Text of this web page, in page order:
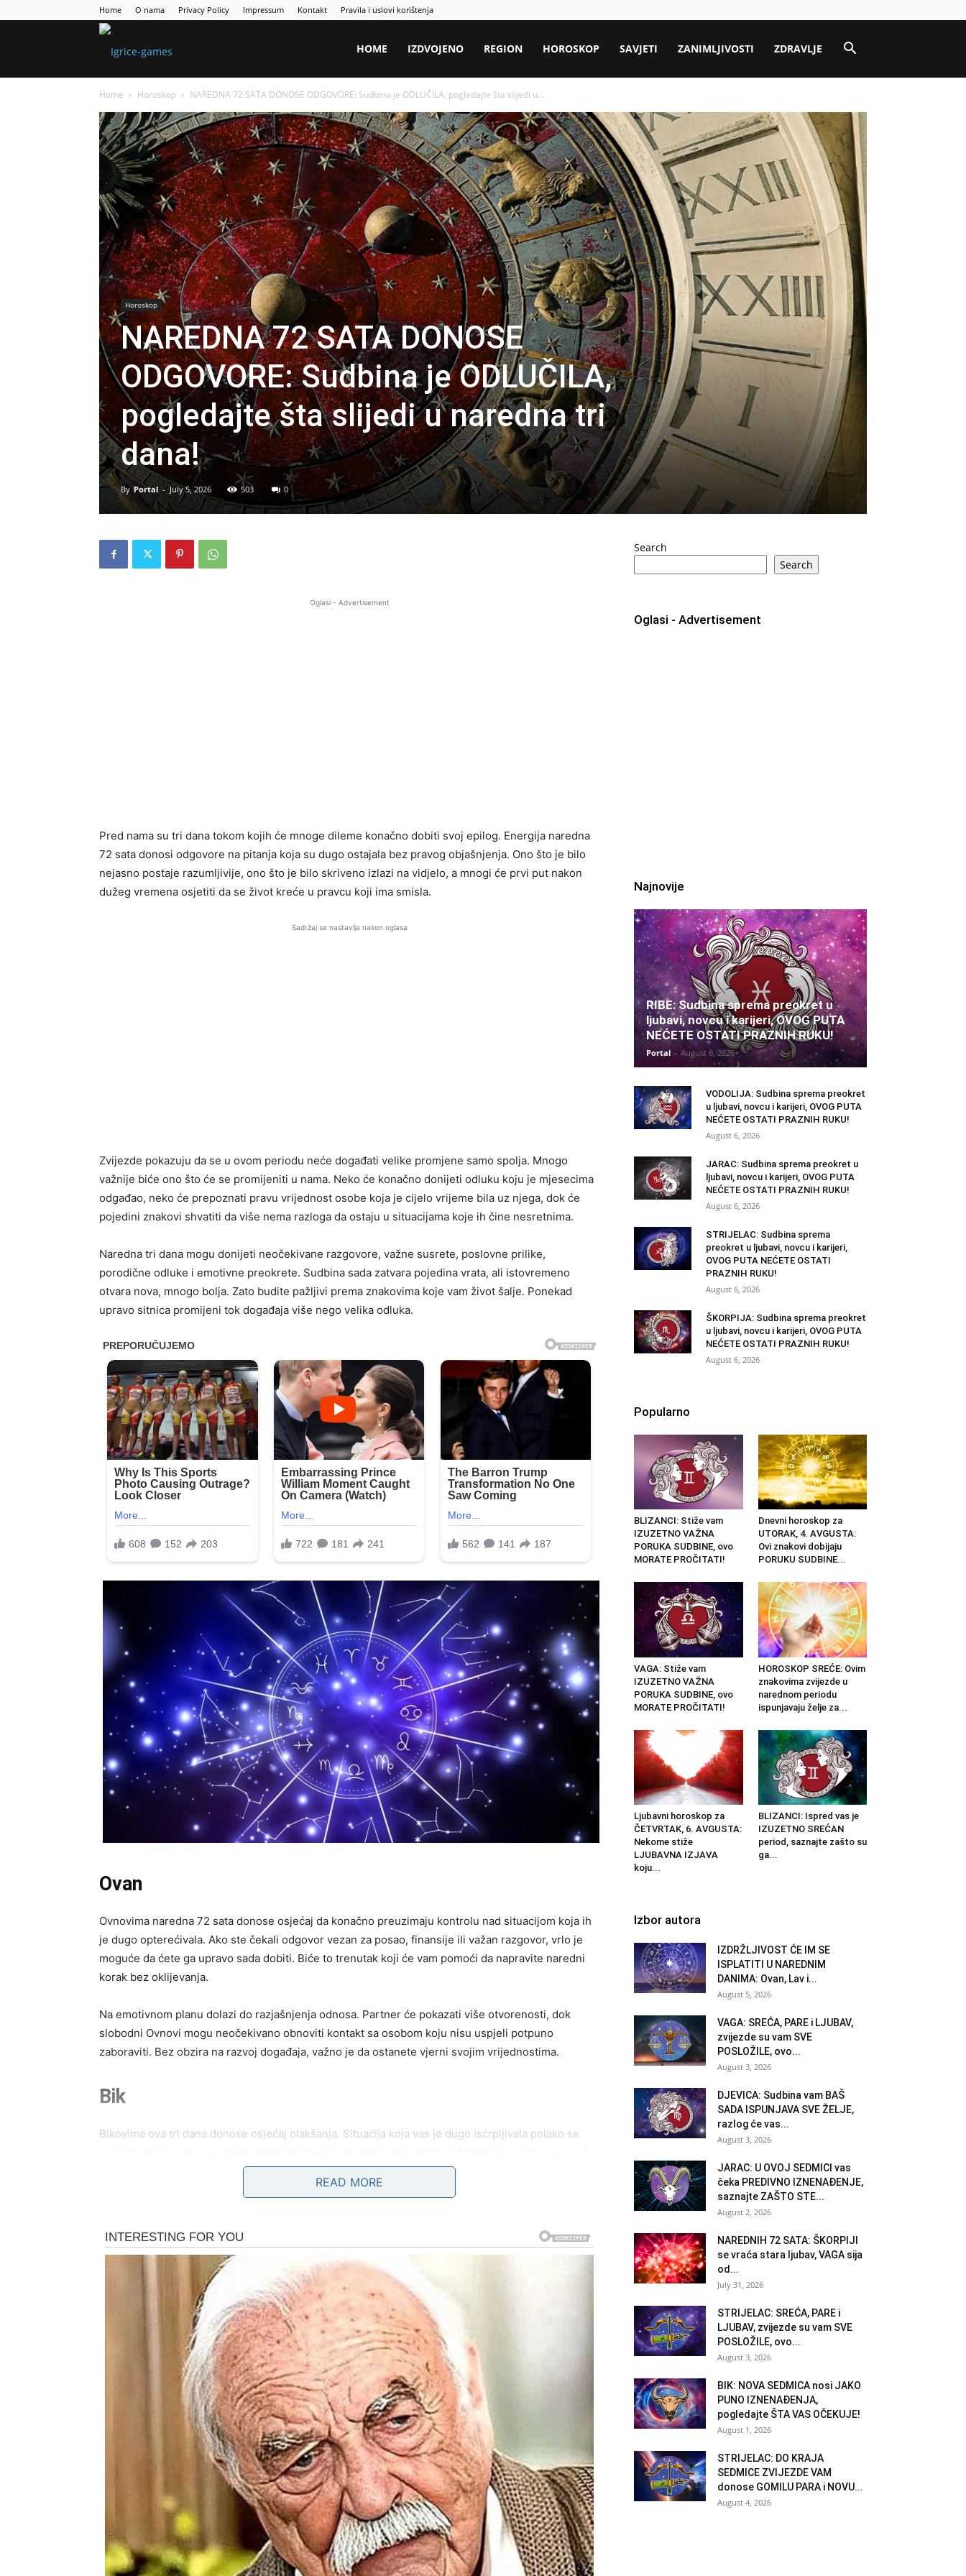
Home O nama Privacy Policy Impressum Kontakt Pravila i uslovi korištenja
HOME IZDVOJENO REGION HOROSKOP SAVJETI ZANIMLJIVOSTI ZDRAVLJE
Home Horoskop NAREDNA 72 SATA DONOSE ODGOVORE: Sudbina je ODLUČILA, pogledajte šta slijedi u...
Horoskop
NAREDNA 72 SATA DONOSE
ODGOVORE: Sudbina je ODLUČILA,
pogledajte šta slijedi u naredna tri
dana!
By Portal - July 5, 2026 503 0
Oglasi - Advertisement
Pred nama su tri dana tokom kojih će mnoge dileme konačno dobiti svoj epilog. Energija naredna
72 sata donosi odgovore na pitanja koja su dugo ostajala bez pravog objašnjenja. Ono što je bilo
nejasno postaje razumljivije, ono što je bilo skriveno izlazi na vidjelo, a mnogi će prvi put nakon
dužeg vremena osjetiti da se život kreće u pravcu koji ima smisla.
Sadržaj se nastavlja nakon oglasa
Zvijezde pokazuju da se u ovom periodu neće događati velike promjene samo spolja. Mnogo
važnije biće ono što će se promijeniti u nama. Neko će konačno donijeti odluku koju je mjesecima
odgađao, neko će prepoznati pravu vrijednost osobe koja je cijelo vrijeme bila uz njega, dok će
pojedini znakovi shvatiti da više nema razloga da ostaju u situacijama koje ih čine nesretnima.
Naredna tri dana mogu donijeti neočekivane razgovore, važne susrete, poslovne prilike,
porodične odluke i emotivne preokrete. Sudbina sada zatvara pojedina vrata, ali istovremeno
otvara nova, mnogo bolja. Zato budite pažljivi prema znakovima koje vam život šalje. Ponekad
upravo sitnica promijeni tok događaja više nego velika odluka.
Ovan
Ovnovima naredna 72 sata donose osjećaj da konačno preuzimaju kontrolu nad situacijom koja ih
je dugo opterećivala. Ako ste čekali odgovor vezan za posao, finansije ili važan razgovor, vrlo je
moguće da ćete ga upravo sada dobiti. Biće to trenutak koji će vam pomoći da napravite naredni
korak bez oklijevanja.
Na emotivnom planu dolazi do razjašnjenja odnosa. Partner će pokazati više otvorenosti, dok
slobodni Ovnovi mogu neočekivano obnoviti kontakt sa osobom koju nisu uspjeli potpuno
zaboraviti. Bez obzira na razvoj događaja, važno je da ostanete vjerni svojim vrijednostima.
Bik
Bikovima ova tri dana donose osjećaj olakšanja. Situacija koja vas je dugo iscrpljivala polako se
događaja vezan za posao ili novac, posebno ako ste u posljednje vrijeme ulagali mnogo vremena i
Na ljubavnom planu očekuje vas više topline i razumijevanja. Ako ste slobodni, jedan sasvim
običan susret mogao bi prerasti u nešto mnogo značajnije nego što ste očekivali. Nemojte
odbacivati nova poznanstva samo zato što dolaze neočekivano.
Blizanci ulaze u period u kojem će informacije igrati važnu ulogu. U naredna tri dana možete
saznati nešto što će promijeniti način na koji gledate na jednu osobu ili situaciju. Ostanite smireni i
ne donosite zaključke prije nego što saslušate obje strane.
Na poslu vas očekuje prilika da pokažete svoje znanje i snalažljivost. Ljubavni život donosi mnogo
komunikacije, a upravo iskren razgovor može riješiti nesporazum koji traje već neko vrijeme.
Slobodnim Blizancima slijedi zanimljivo poznanstvo koje počinje sasvim spontano.
Rakovima naredna 72 sata donose emotivnu stabilnost koja im je bila potrebna. Ako ste prolazili
kroz težak period, sada dolazi vrijeme da osjetite više mira i sigurnosti. Jedna osoba iz porodice ili
READ MORE
Search
Search
Oglasi - Advertisement
Najnovije
RIBE: Sudbina sprema preokret u
ljubavi, novcu i karijeri, OVOG PUTA
NEĆETE OSTATI PRAZNIH RUKU!
Portal - August 6, 2026
VODOLIJA: Sudbina sprema preokret
u ljubavi, novcu i karijeri, OVOG PUTA
NEĆETE OSTATI PRAZNIH RUKU!
August 6, 2026
JARAC: Sudbina sprema preokret u
ljubavi, novcu i karijeri, OVOG PUTA
NEĆETE OSTATI PRAZNIH RUKU!
August 6, 2026
STRIJELAC: Sudbina sprema
preokret u ljubavi, novcu i karijeri,
OVOG PUTA NEĆETE OSTATI
PRAZNIH RUKU!
August 6, 2026
ŠKORPIJA: Sudbina sprema preokret
u ljubavi, novcu i karijeri, OVOG PUTA
NEĆETE OSTATI PRAZNIH RUKU!
August 6, 2026
Popularno
BLIZANCI: Stiže vam
IZUZETNO VAŽNA
PORUKA SUDBINE, ovo
MORATE PROČITATI!
Dnevni horoskop za
UTORAK, 4. AVGUSTA:
Ovi znakovi dobijaju
PORUKU SUDBINE...
VAGA: Stiže vam
IZUZETNO VAŽNA
PORUKA SUDBINE, ovo
MORATE PROČITATI!
HOROSKOP SREĆE: Ovim
znakovima zvijezde u
narednom periodu
ispunjavaju želje za...
Ljubavni horoskop za
ČETVRTAK, 6. AVGUSTA:
Nekome stiže
LJUBAVNA IZJAVA
koju...
BLIZANCI: Ispred vas je
IZUZETNO SREĆAN
period, saznajte zašto su
ga...
Izbor autora
IZDRŽLJIVOST ĆE IM SE
ISPLATITI U NAREDNIM
DANIMA: Ovan, Lav i...
August 5, 2026
VAGA: SREĆA, PARE i LJUBAV,
zvijezde su vam SVE
POSLOŽILE, ovo...
August 3, 2026
DJEVICA: Sudbina vam BAŠ
SADA ISPUNJAVA SVE ŽELJE,
razlog će vas...
August 3, 2026
JARAC: U OVOJ SEDMICI vas
čeka PREDIVNO IZNENAĐENJE,
saznajte ZAŠTO STE...
August 2, 2026
NAREDNIH 72 SATA: ŠKORPIJI
se vraća stara ljubav, VAGA sija
od...
July 31, 2026
STRIJELAC: SREĆA, PARE i
LJUBAV, zvijezde su vam SVE
POSLOŽILE, ovo...
August 3, 2026
BIK: NOVA SEDMICA nosi JAKO
PUNO IZNENAĐENJA,
pogledajte ŠTA VAS OČEKUJE!
August 1, 2026
STRIJELAC: DO KRAJA
SEDMICE ZVIJEZDE VAM
donose GOMILU PARA i NOVU...
August 4, 2026